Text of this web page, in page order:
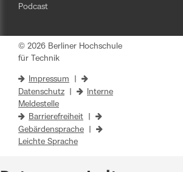
Podcast
© 2026 Berliner Hochschule
für Technik
Impressum
Datenschutz
Interne
Meldestelle
Barrierefreiheit
Gebärdensprache
Leichte Sprache